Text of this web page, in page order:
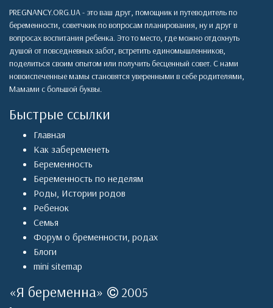
PREGNANCY.ORG.UA - это ваш друг, помощник и путеводитель по
беременности, советчкик по вопросам планирования, ну и друг в
вопросах воспитания ребенка. Это то место, где можно отдохнуть
душой от повседневных забот, встретить единомышленников,
поделиться своим опытом или получить бесценный совет. С нами
новоиспеченные мамы становятся уверенными в себе родителями,
Мамами с большой буквы.
Быстрые ссылки
Главная
Как забеременеть
Беременность
Беременность по неделям
Роды, Истории родов
Ребенок
Семья
Форум о бременности, родах
Блоги
mini sitemap
«Я беременна» 2005